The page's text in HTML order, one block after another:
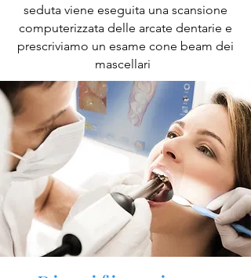
seduta viene eseguita una scansione
computerizzata delle arcate dentarie e
prescriviamo un esame cone beam dei
mascellari